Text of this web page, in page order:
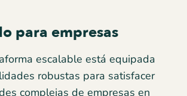
para empresas
escalable está equipada
robustas para satisfacer
complejas de empresas en